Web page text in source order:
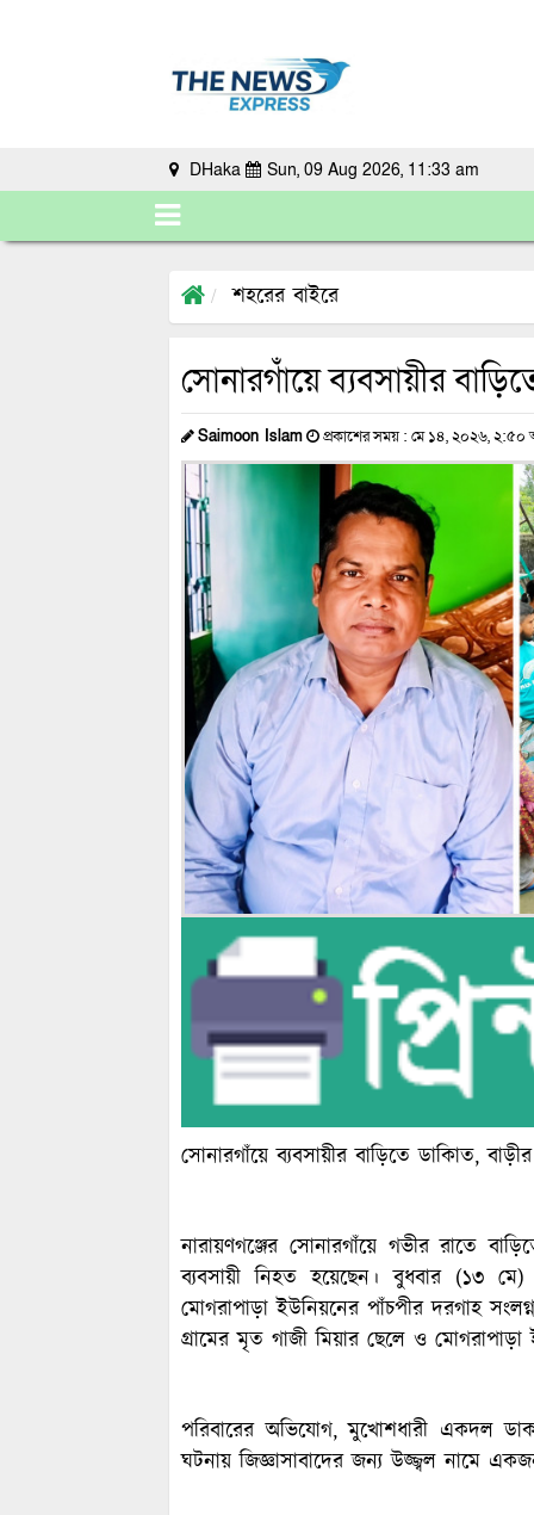
DHaka Sun, 09 Aug 2026, 11:33 am
শহরের বাইরে
সোনারগাঁয়ে ব্যবসায়ীর
Saimoon Islam প্রকাশের সময় : মে ১৪, ২০২৬, ২:৫০
সোনারগাঁয়ে ব্যবসায়ীর বা‌ড়ি‌তে ডাকািত‌,
নারায়ণগঞ্জের সোনারগাঁয়ে গভীর রাতে
ব্যবসায়ী নিহত হয়েছেন। বুধবার (১৩
মোগরাপাড়া ইউনিয়নের পাঁচপীর দরগাহ
গ্রামের মৃত গাজী মিয়ার ছেলে ও মোগরাপাড়া
পরিবারের অভিযোগ, মুখোশধারী একদল
ঘটনায় জিজ্ঞাসাবাদের জন্য উজ্জ্বল নামে